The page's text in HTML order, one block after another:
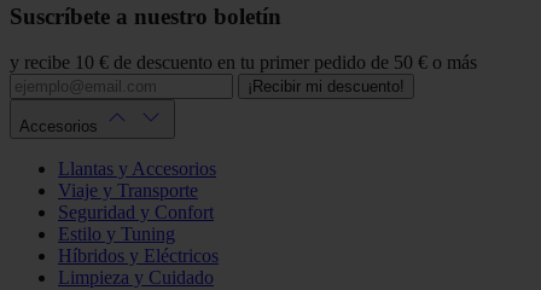
Suscríbete a nuestro boletín
y recibe 10 € de descuento en tu primer pedido de 50 € o más
¡Recibir mi descuento!
Accesorios
Llantas y Accesorios
Viaje y Transporte
Seguridad y Confort
Estilo y Tuning
Híbridos y Eléctricos
Limpieza y Cuidado